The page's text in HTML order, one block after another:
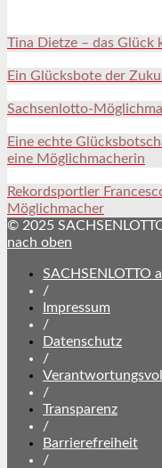
Tina Dietze – das Glück
Ein Glücksbote der
Sachsenlotto-
Eine echte
eine Möglichmacherin
Rekordsportler
Möglichmacher
© 2025
nach oben
SACHSENLOTTO
/
Impressum
/
Datenschutz
/
/
Transparenz
/
Barrierefreiheit
/